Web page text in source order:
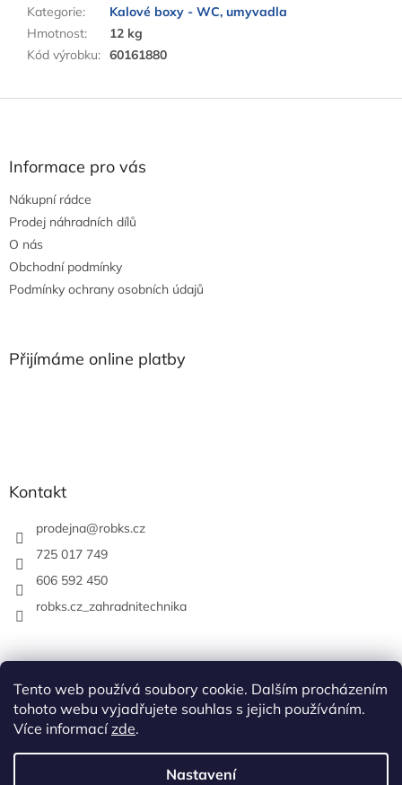
Tento web používá soubory cookie. Dalším procházením
tohoto webu vyjadřujete souhlas s jejich používáním.
Více informacízde.
Nastavení
Kategorie:
Kalové boxy - WC, umyvadla
Hmotnost:
12 kg
Kód výrobku: 60161880
Z
Informace pro vás
Nákupní rádce
Prodej náhradních dílů
O nás
Obchodní podmínky
Podmínky ochrany osobních údajů
Přijímáme online platby
Kontakt
prodejna@robks.cz
725 017 749
606 592 450
robks.cz_zahradnitechnika
Vytvořil Shoptet